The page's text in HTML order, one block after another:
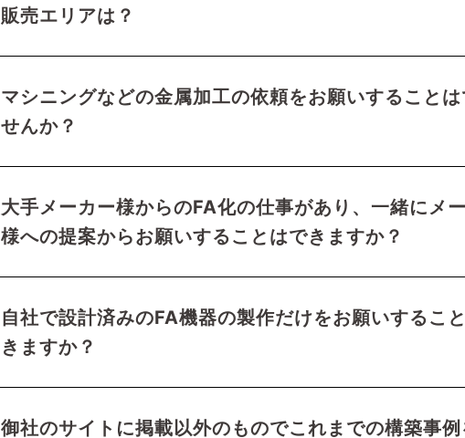
販売エリアは？
マシニングなどの金属加工の依頼をお願いすること
せんか？
大手メーカー様からのFA化の仕事があり、一緒にメ
様への提案からお願いすることはできますか？
自社で設計済みのFA機器の製作だけをお願いするこ
きますか？
御社のサイトに掲載以外のものでこれまでの構築事